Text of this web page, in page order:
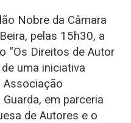
Nobre da Câmara
pelas 15h30, a
“Os Direitos de Autor
uma iniciativa
Associação
em parceria
de Autores e o